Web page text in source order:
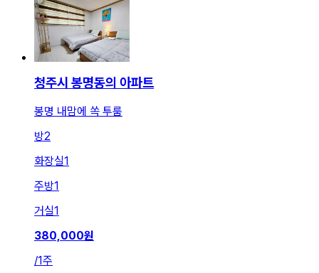
청주시 봉명동의 아파트
봉명 내맘에 쏙 투룸
방2
화장실1
주방1
거실1
380,000원
/1주